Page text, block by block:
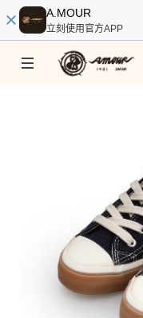
A.MOUR
立刻使用官方APP